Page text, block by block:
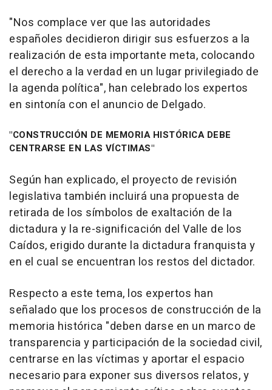
"Nos complace ver que las autoridades
españoles decidieron dirigir sus esfuerzos a la
realización de esta importante meta, colocando
el derecho a la verdad en un lugar privilegiado de
la agenda política", han celebrado los expertos
en sintonía con el anuncio de Delgado.
"CONSTRUCCIÓN DE MEMORIA HISTÓRICA DEBE
CENTRARSE EN LAS VÍCTIMAS"
Según han explicado, el proyecto de revisión
legislativa también incluirá una propuesta de
retirada de los símbolos de exaltación de la
dictadura y la re-significación del Valle de los
Caídos, erigido durante la dictadura franquista y
en el cual se encuentran los restos del dictador.
Respecto a este tema, los expertos han
señalado que los procesos de construcción de la
memoria histórica "deben darse en un marco de
transparencia y participación de la sociedad civil,
centrarse en las víctimas y aportar el espacio
necesario para exponer sus diversos relatos, y